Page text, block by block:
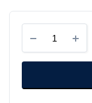
Xiaomi
Electric